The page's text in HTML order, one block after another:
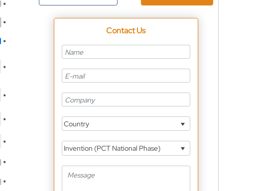
*
*
*
*
*
*
*
*
*
Contact Us
Country
Invention (PCT National Phase)